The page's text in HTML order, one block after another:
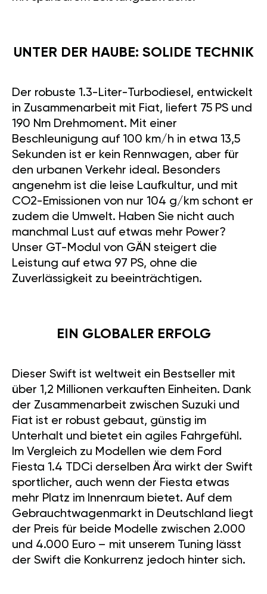
in Zusammenarbeit mit Fiat, liefert 75 PS und
190 Nm Drehmoment. Mit einer
Beschleunigung auf 100 km/h in etwa 13,5
Sekunden ist er kein Rennwagen, aber für
den urbanen Verkehr ideal. Besonders
angenehm ist die leise Laufkultur, und mit
CO2-Emissionen von nur 104 g/km schont er
zudem die Umwelt. Haben Sie nicht auch
manchmal Lust auf etwas mehr Power?
Unser GT-Modul von GÄN steigert die
Leistung auf etwa 97 PS, ohne die
Zuverlässigkeit zu beeinträchtigen.
über 1,2 Millionen verkauften Einheiten. Dank
der Zusammenarbeit zwischen Suzuki und
Fiat ist er robust gebaut, günstig im
Unterhalt und bietet ein agiles Fahrgefühl.
Im Vergleich zu Modellen wie dem Ford
Fiesta 1.4 TDCi derselben Ära wirkt der Swift
sportlicher, auch wenn der Fiesta etwas
mehr Platz im Innenraum bietet. Auf dem
Gebrauchtwagenmarkt in Deutschland liegt
der Preis für beide Modelle zwischen 2.000
und 4.000 Euro – mit unserem Tuning lässt
der Swift die Konkurrenz jedoch hinter sich.